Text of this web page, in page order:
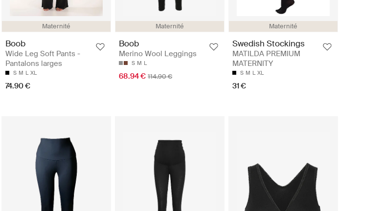
Maternité
Boob
Wide Leg Soft Pants -
Pantalons larges
S M L XL
74.90 €
Maternité
Boob
Merino Wool Leggings
S M L
68.94 € 114.90 €
Maternité
Swedish Stockings
MATILDA PREMIUM
MATERNITY
S M L XL
31 €